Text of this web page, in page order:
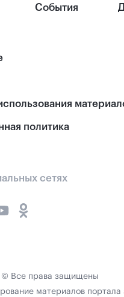
События
политика
сетях
Все права защищены
материалов портала